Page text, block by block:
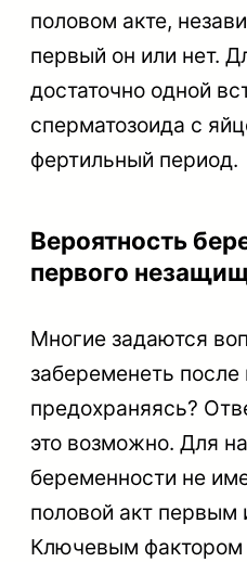
половом акте,
первый он или нет.
достаточно одной
сперматозоида с
фертильный период.
Вероятность
первого
Многие задаются
забеременеть после
предохраняясь?
это возможно. Для
беременности не
половой акт первым
Ключевым фактором